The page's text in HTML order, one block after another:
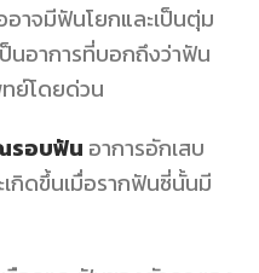
าจมีฟันโยกและเป็นตุ่ม
นอาการที่บอกถึงว่าฟัน
ย์โดยด่วน
รอบฟัน อาการอักเสบ
กิดขึ้นเมื่อรากฟันซี่นั้นมี